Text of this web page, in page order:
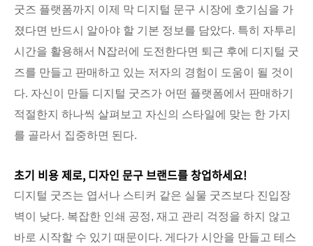
굿즈 플랫폼까지 이제 막 디지털 문구 시장에 호기심을 가
졌다면 반드시 알아야 할 기본 정보를 담았다. 특히 자투리
시간을 활용해서 N잡러에 도전한다면 퇴근 후에 디지털 굿
즈를 만들고 판매하고 있는 저자의 경험이 도움이 될 것이
다. 자신이 만들 디지털 굿즈가 어떤 플랫폼에서 판매하기
적절한지 하나씩 살펴보고 자신의 스타일에 맞는 한 가지
를 골라서 집중하면 된다.
초기 비용 제로, 디자인 문구 브랜드를 창업하세요!
디지털 굿즈는 엽서나 스티커 같은 실물 굿즈보다 진입장
벽이 낮다. 복잡한 인쇄 공정, 재고 관리 걱정을 하지 않고
바로 시작할 수 있기 때문이다. 게다가 시안을 만들고 테스